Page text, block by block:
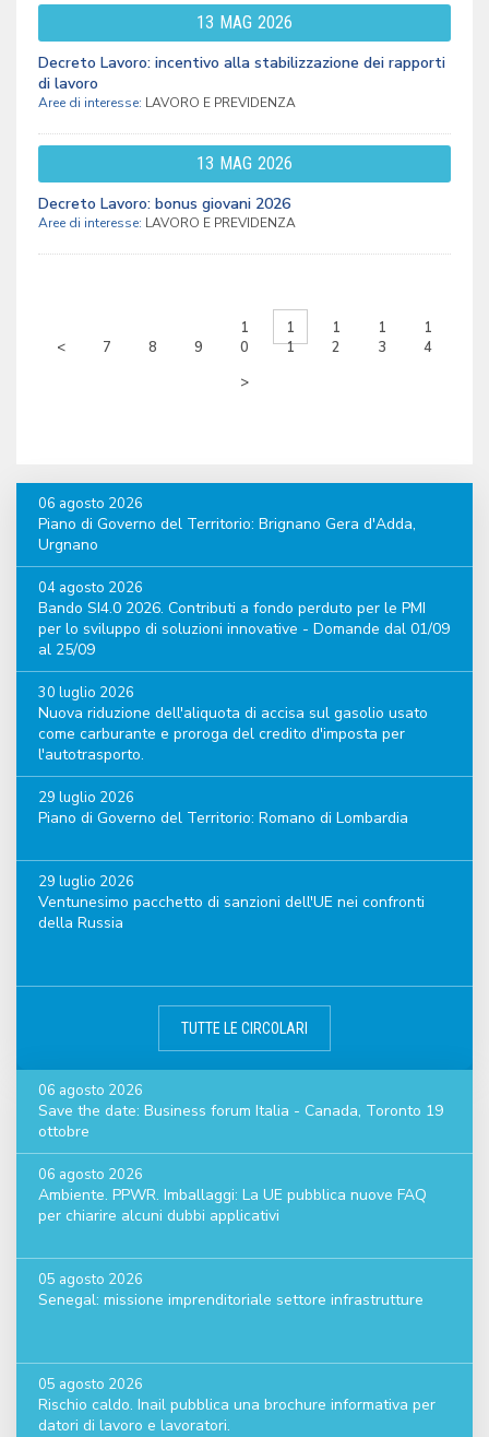
13 MAG 2026
Decreto Lavoro: incentivo alla stabilizzazione dei rapporti
di lavoro
Aree di interesse: LAVORO E PREVIDENZA
13 MAG 2026
Decreto Lavoro: bonus giovani 2026
Aree di interesse: LAVORO E PREVIDENZA
< 7 8 9
1
0
1
1
1
2
1
3
1
4
>
06 agosto 2026
Piano di Governo del Territorio: Brignano Gera d'Adda,
Urgnano
04 agosto 2026
Bando SI4.0 2026. Contributi a fondo perduto per le PMI
per lo sviluppo di soluzioni innovative - Domande dal 01/09
al 25/09
30 luglio 2026
Nuova riduzione dell'aliquota di accisa sul gasolio usato
come carburante e proroga del credito d'imposta per
l'autotrasporto.
29 luglio 2026
Piano di Governo del Territorio: Romano di Lombardia
29 luglio 2026
Ventunesimo pacchetto di sanzioni dell'UE nei confronti
della Russia
TUTTE LE CIRCOLARI
06 agosto 2026
Save the date: Business forum Italia - Canada, Toronto 19
ottobre
06 agosto 2026
Ambiente. PPWR. Imballaggi: La UE pubblica nuove FAQ
per chiarire alcuni dubbi applicativi
05 agosto 2026
Senegal: missione imprenditoriale settore infrastrutture
05 agosto 2026
Rischio caldo. Inail pubblica una brochure informativa per
datori di lavoro e lavoratori.